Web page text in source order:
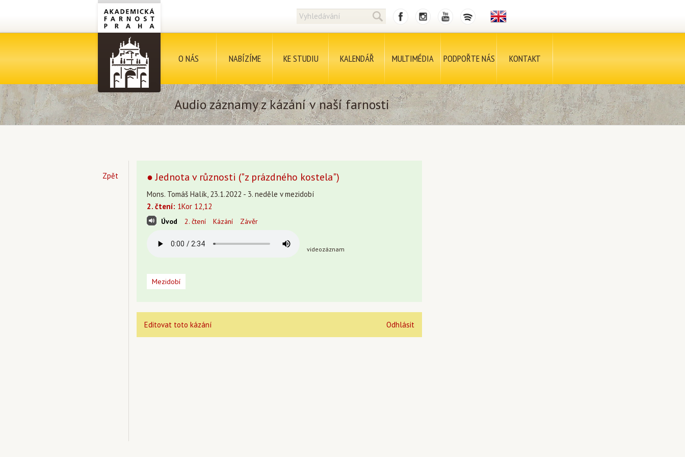
O NÁS NABÍZÍME KE STUDIU KALENDÁŘ MULTIMÉDIA PODPOŘTE NÁS KONTAKT
Audio záznamy z kázání v naší farnosti
Zpět ● Jednota v různosti ("z prázdného kostela")
Mons. Tomáš Halík, 23.1.2022 - 3. neděle v mezidobí
2. čtení: 1Kor 12,12
Úvod 2. čtení Kázání Závěr
videozáznam
Mezidobí
Editovat toto kázání Odhlásit